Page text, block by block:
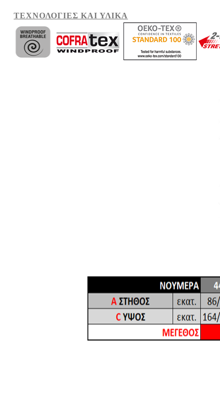
ΤΕΧΝΟΛΟΓΙΕΣ ΚΑΙ ΥΛΙΚΑ